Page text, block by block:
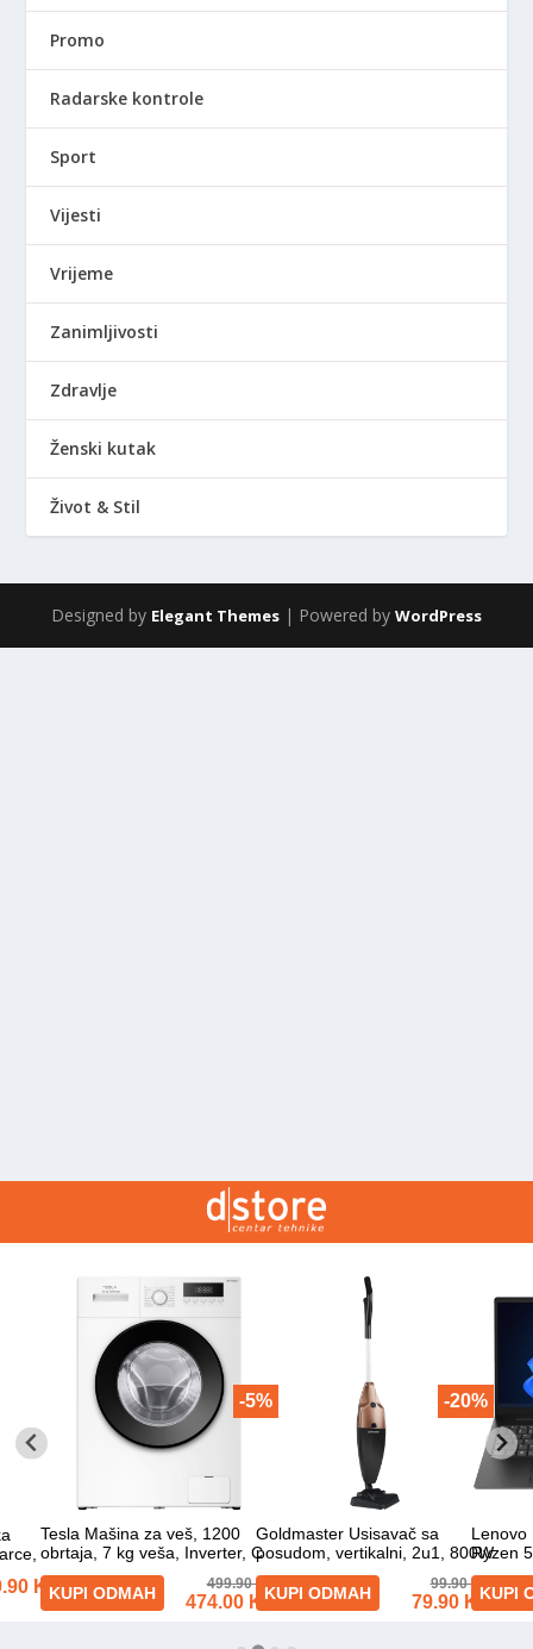
Promo
Radarske kontrole
Sport
Vijesti
Vrijeme
Zanimljivosti
Zdravlje
Ženski kutak
Život & Stil
Designed by Elegant Themes | Powered by WordPress